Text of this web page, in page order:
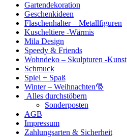
Gartendekoration
Geschenkideen
Flaschenhalter – Metallfiguren
Kuscheltiere -Wärmis
Mila Design
Speedy & Friends
Wohndeko – Skulpturen -Kunst
Schmuck
Spiel + Spaß
Winter – Weihnachten🎅
Alles durchstöbern
Sonderposten
AGB
Impressum
Zahlungsarten & Sicherheit